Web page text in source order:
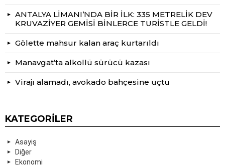
ANTALYA LİMANI’NDA BİR İLK: 335 METRELİK DEV
KRUVAZİYER GEMİSİ BİNLERCE TURİSTLE GELDİ!
Gölette mahsur kalan araç kurtarıldı
Manavgat’ta alkollü sürücü kazası
Virajı alamadı, avokado bahçesine uçtu
KATEGORILER
Asayiş
Diğer
Ekonomi